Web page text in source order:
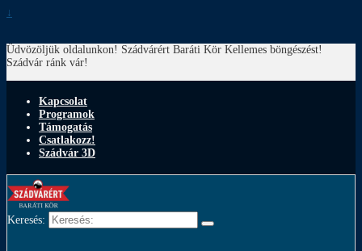
↓
Üdvözöljük oldalunkon! Szádvárért Baráti Kör Kellemes böngészést!
Szádvár ránk vár!
Kapcsolat
Programok
Támogatás
Csatlakozz!
Szádvár 3D
Keresés: